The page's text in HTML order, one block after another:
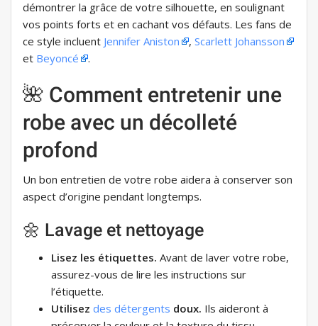
démontrer la grâce de votre silhouette, en soulignant
vos points forts et en cachant vos défauts. Les fans de
ce style incluent Jennifer Aniston , Scarlett Johansson
et Beyoncé .
🌺 Comment entretenir une
robe avec un décolleté
profond
Un bon entretien de votre robe aidera à conserver son
aspect d’origine pendant longtemps.
🌼 Lavage et nettoyage
Lisez les étiquettes. Avant de laver votre robe,
assurez-vous de lire les instructions sur
l’étiquette.
Utilisez des détergents doux. Ils aideront à